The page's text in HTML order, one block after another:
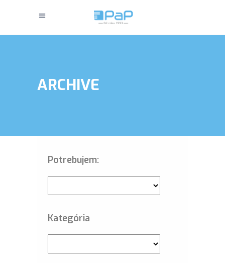
ARCHIVE
Potrebujem:
Kategória